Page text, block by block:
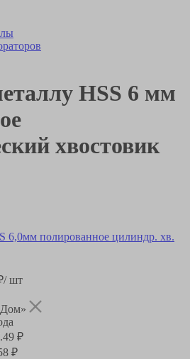
HSS 6 мм
хвостовик
шт
₽
₽